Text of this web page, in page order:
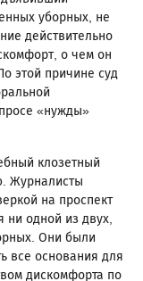
уборных, не
действительно
о чем он
этой причине суд
«нужды»
клозетный
Журналисты
на проспект
ни одной из двух,
Они были
все основания для
дискомфорта по